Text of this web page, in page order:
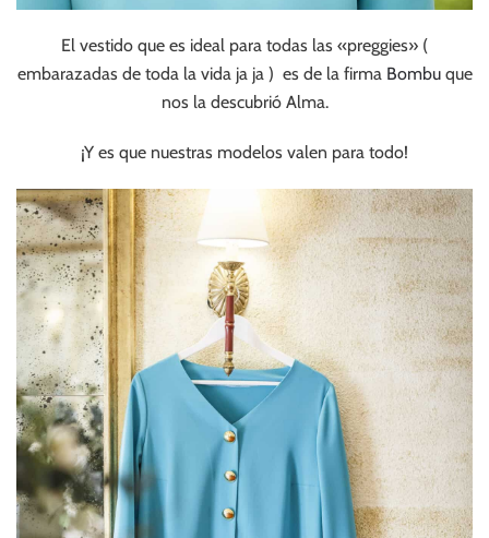
El vestido que es ideal para todas las «preggies» (
embarazadas de toda la vida ja ja ) es de la firma Bombu que
nos la descubrió Alma.
¡Y es que nuestras modelos valen para todo!